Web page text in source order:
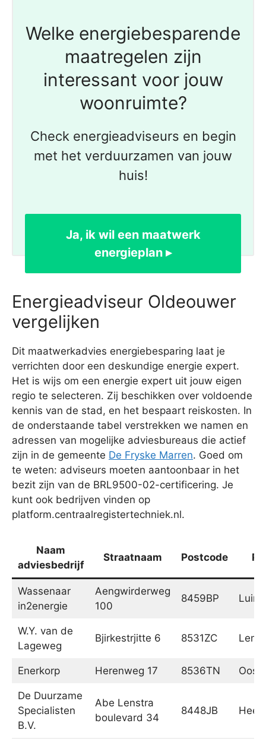
Welke energiebesparende
maatregelen zijn
interessant voor jouw
woonruimte?
Check energieadviseurs en begin
met het verduurzamen van jouw
huis!
Ja, ik wil een maatwerk
energieplan ▸
Energieadviseur Oldeouwer
vergelijken
Dit maatwerkadvies energiebesparing laat je
verrichten door een deskundige energie expert.
Het is wijs om een energie expert uit jouw eigen
regio te selecteren. Zij beschikken over voldoende
kennis van de stad, en het bespaart reiskosten. In
de onderstaande tabel verstrekken we namen en
adressen van mogelijke adviesbureaus die actief
zijn in de gemeente De Fryske Marren. Goed om
te weten: adviseurs moeten aantoonbaar in het
bezit zijn van de BRL9500-02-certificering. Je
kunt ook bedrijven vinden op
platform.centraalregistertechniek.nl.
Naam
adviesbedrijf
Straatnaam Postcode
Wassenaar
in2energie
Aengwirderweg
100
8459BP
W.Y. van de
Lageweg
Bjirkestrjitte 6 8531ZC
Enerkorp Herenweg 17 8536TN
De Duurzame
Specialisten
B.V.
Abe Lenstra
boulevard 34
8448JB